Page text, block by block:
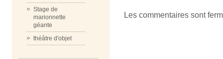
Stage de
marionnette
géante
théâtre d'objet
Les commentaires sont